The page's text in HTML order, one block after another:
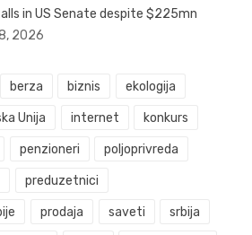
in US Senate despite $225mn
2026
berza biznis ekologija
Unija internet konkurs
penzioneri poljoprivreda
preduzetnici
prodaja saveti srbija